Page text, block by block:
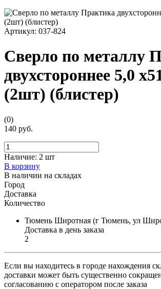
Артикул: 037-824
Сверло по металлу
двухстороннее 5,0
(2шт) (блистер)
(0)
140 руб.
Наличие: 2 шт
В корзину
В наличии на складах
Город
Доставка
Количество
Тюмень Широтная (г Тюмень, ул
Доставка в день заказа
2
Если вы находитесь в городе нахождения
доставки может быть существенно
согласованию с оператором после заказа